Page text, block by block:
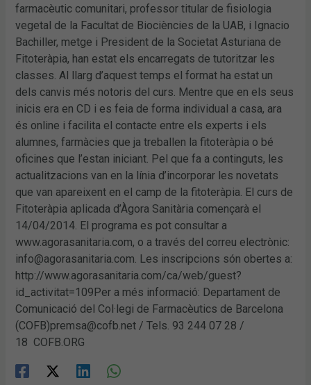
farmacèutic comunitari, professor titular de fisiologia
vegetal de la Facultat de Biociències de la UAB, i Ignacio
Bachiller, metge i President de la Societat Asturiana de
Fitoteràpia, han estat els encarregats de tutoritzar les
classes. Al llarg d’aquest temps el format ha estat un
dels canvis més notoris del curs. Mentre que en els seus
inicis era en CD i es feia de forma individual a casa, ara
és online i facilita el contacte entre els experts i els
alumnes, farmàcies que ja treballen la fitoteràpia o bé
oficines que l’estan iniciant. Pel que fa a continguts, les
actualitzacions van en la línia d’incorporar les novetats
que van apareixent en el camp de la fitoteràpia. El curs de
Fitoteràpia aplicada d’Àgora Sanitària començarà el
14/04/2014. El programa es pot consultar a
www.agorasanitaria.com, o a través del correu electrònic:
info@agorasanitaria.com. Les inscripcions són obertes a:
http://www.agorasanitaria.com/ca/web/guest?
id_activitat=109Per a més informació: Departament de
Comunicació del Col·legi de Farmacèutics de Barcelona
(COFB)premsa@cofb.net / Tels. 93 244 07 28 /
18 COFB.ORG